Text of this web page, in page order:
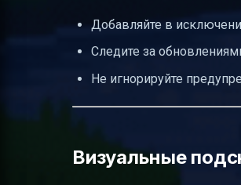
Добавляйте в
Следите за
Не игнорируйте
Визуальные